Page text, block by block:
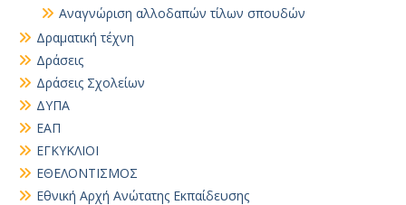
Αναγνώριση αλλοδαπών τίλων σπουδών
Δραματική τέχνη
Δράσεις
Δράσεις Σχολείων
ΔΥΠΑ
ΕΑΠ
ΕΓΚΥΚΛΙΟΙ
ΕΘΕΛΟΝΤΙΣΜΟΣ
Εθνική Αρχή Ανώτατης Εκπαίδευσης